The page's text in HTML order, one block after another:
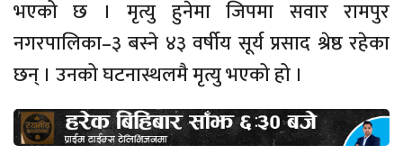
भएको छ । मृत्यु हुनेमा जिपमा सवार रामपुर
नगरपालिका–३ बस्ने ४३ वर्षीय सूर्य प्रसाद श्रेष्ठ रहेका
छन् । उनको घटनास्थलमै मृत्यु भएको हो ।